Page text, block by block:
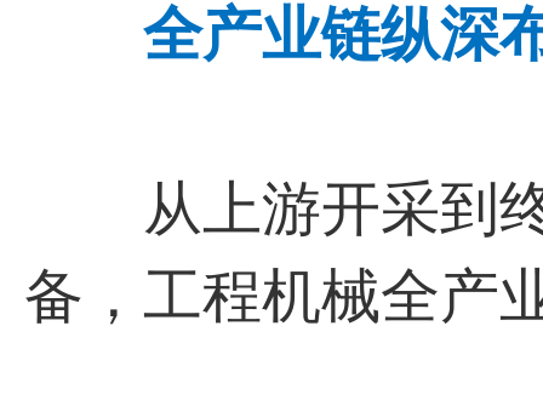
全产业链纵深
从上游开采到终
备，工程机械全产